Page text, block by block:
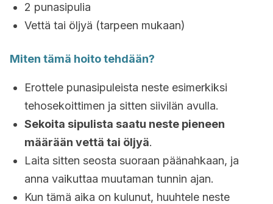
2 punasipulia
Vettä tai öljyä (tarpeen mukaan)
Miten tämä hoito tehdään?
Erottele punasipuleista neste esimerkiksi
tehosekoittimen ja sitten siivilän avulla.
Sekoita sipulista saatu neste pieneen
määrään vettä tai öljyä.
Laita sitten seosta suoraan päänahkaan, ja
anna vaikuttaa muutaman tunnin ajan.
Kun tämä aika on kulunut, huuhtele neste